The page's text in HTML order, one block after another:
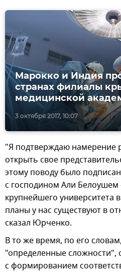
3 октября 2017, 10:07
Марокко и Индия
странах филиалы
медицинской
"Я подтверждаю намерение
открыть свое
этому поводу было
с господином Али Белоушем
крупнейшего университета
планы у нас существуют в
сказал Юрченко.
В то же время, по его
"определенные сложности",
с формированием